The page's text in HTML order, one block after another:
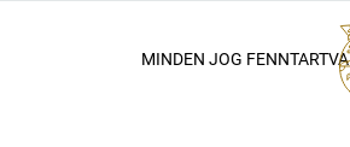
MINDEN JOG FENNTARTVA